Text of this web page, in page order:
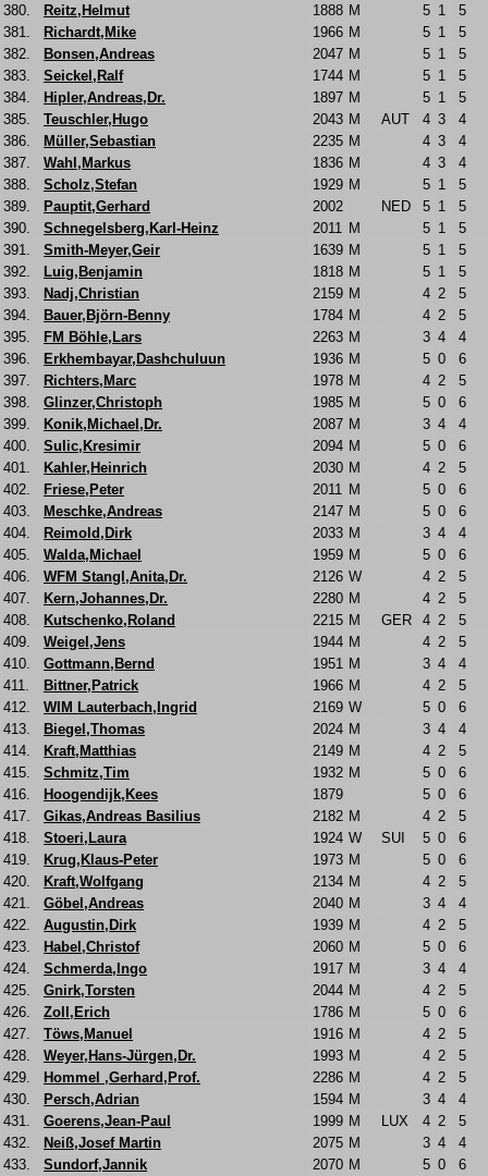
380.
Reitz,Helmut 1888 M 5 1
5
381.
Richardt,Mike 1966 M 5 1
5
382.
Bonsen,Andreas 2047 M 5 1
5
383.
Seickel,Ralf 1744 M 5 1
5
384.
Hipler,Andreas,Dr. 1897 M 5 1
5
385.
Teuschler,Hugo 2043 M AUT 4 3
4
386.
Müller,Sebastian 2235 M 4 3
4
387.
Wahl,Markus 1836 M 4 3
4
388.
Scholz,Stefan 1929 M 5 1
5
389.
Pauptit,Gerhard 2002 NED 5 1
5
390.
Schnegelsberg,Karl-Heinz 2011 M 5 1
5
391.
Smith-Meyer,Geir 1639 M 5 1
5
392.
Luig,Benjamin 1818 M 5 1
5
393.
Nadj,Christian 2159 M 4 2
5
394.
Bauer,Björn-Benny 1784 M 4 2
5
395.
FM Böhle,Lars 2263 M 3 4
4
396.
Erkhembayar,Dashchuluun 1936 M 5 0
6
397.
Richters,Marc 1978 M 4 2
5
398.
Glinzer,Christoph 1985 M 5 0
6
399.
Konik,Michael,Dr. 2087 M 3 4
4
400.
Sulic,Kresimir 2094 M 5 0
6
401.
Kahler,Heinrich 2030 M 4 2
5
402.
Friese,Peter 2011 M 5 0
6
403.
Meschke,Andreas 2147 M 5 0
6
404.
Reimold,Dirk 2033 M 3 4
4
405.
Walda,Michael 1959 M 5 0
6
406.
WFM Stangl,Anita,Dr. 2126 W 4 2
5
407.
Kern,Johannes,Dr. 2280 M 4 2
5
408.
Kutschenko,Roland 2215 M GER 4 2
5
409.
Weigel,Jens 1944 M 4 2
5
410.
Gottmann,Bernd 1951 M 3 4
4
411.
Bittner,Patrick 1966 M 4 2
5
412.
WIM Lauterbach,Ingrid 2169 W 5 0
6
413.
Biegel,Thomas 2024 M 3 4
4
414.
Kraft,Matthias 2149 M 4 2
5
415.
Schmitz,Tim 1932 M 5 0
6
416.
Hoogendijk,Kees 1879 5 0
6
417.
Gikas,Andreas Basilius 2182 M 4 2
5
418.
Stoeri,Laura 1924 W SUI 5 0
6
419.
Krug,Klaus-Peter 1973 M 5 0
6
420.
Kraft,Wolfgang 2134 M 4 2
5
421.
Göbel,Andreas 2040 M 3 4
4
422.
Augustin,Dirk 1939 M 4 2
5
423.
Habel,Christof 2060 M 5 0
6
424.
Schmerda,Ingo 1917 M 3 4
4
425.
Gnirk,Torsten 2044 M 4 2
5
426.
Zoll,Erich 1786 M 5 0
6
427.
Töws,Manuel 1916 M 4 2
5
428.
Weyer,Hans-Jürgen,Dr. 1993 M 4 2
5
429.
Hommel ,Gerhard,Prof. 2286 M 4 2
5
430.
Persch,Adrian 1594 M 3 4
4
431.
Goerens,Jean-Paul 1999 M LUX 4 2
5
432.
Neiß,Josef Martin 2075 M 3 4
4
433.
Sundorf,Jannik 2070 M 5 0
6